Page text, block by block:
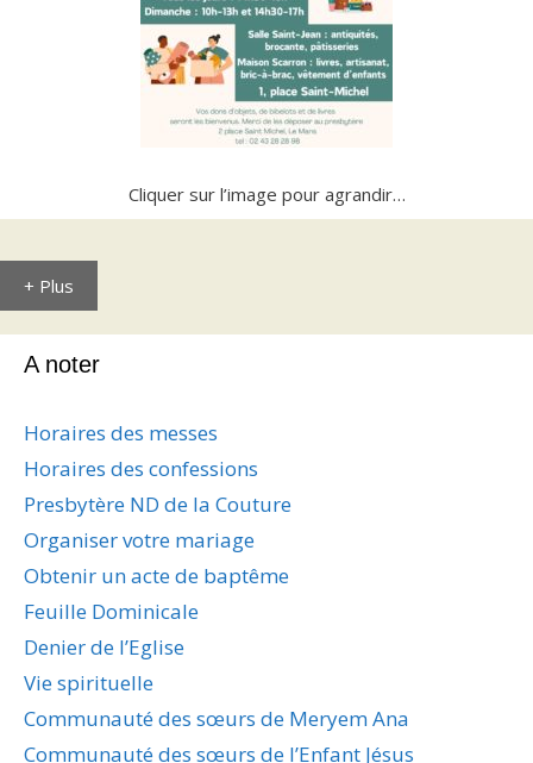
Cliquer sur l’image pour agrandir…
+ Plus
A noter
Horaires des messes
Horaires des confessions
Presbytère ND de la Couture
Organiser votre mariage
Obtenir un acte de baptême
Feuille Dominicale
Denier de l’Eglise
Vie spirituelle
Communauté des sœurs de Meryem Ana
Communauté des sœurs de l’Enfant Jésus